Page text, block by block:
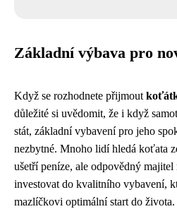
Základní výbava pro
Když se rozhodnete přijmout
důležité si uvědomit, že i když
stát, základní vybavení pro jeho
nezbytné. Mnoho lidí hledá koťata
ušetří peníze, ale odpovědný
investovat do kvalitního vybavení,
mazlíčkovi optimální start do života.